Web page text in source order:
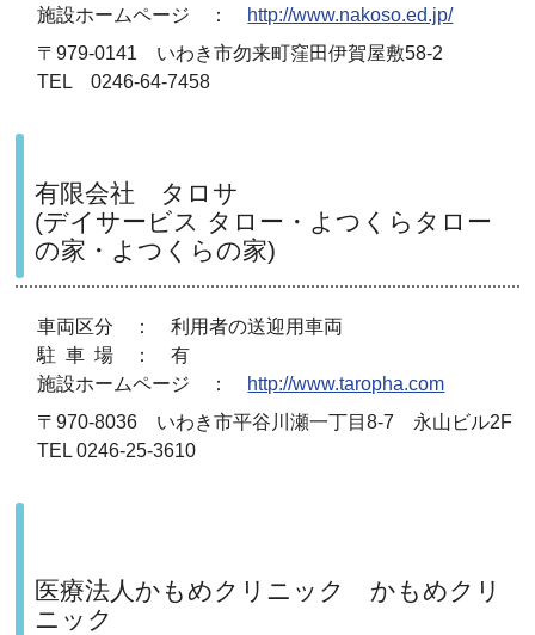
施設ホームページ ： http://www.nakoso.ed.jp/
〒979-0141 いわき市勿来町窪田伊賀屋敷58-2
TEL 0246-64-7458
有限会社 タロサ
(デイサービス タロー・よつくらタロー
の家・よつくらの家)
車両区分 ： 利用者の送迎用車両
駐 車 場 ： 有
施設ホームページ ： http://www.taropha.com
〒970-8036 いわき市平谷川瀬一丁目8-7 永山ビル2F
TEL 0246-25-3610
医療法人かもめクリニック かもめクリ
ニック